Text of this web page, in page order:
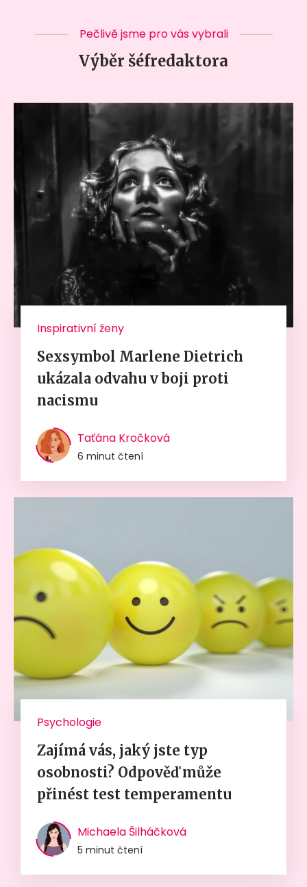
Pečlivě jsme pro vás vybrali
Výběr šéfredaktora
Inspirativní ženy
Sexsymbol Marlene Dietrich
ukázala odvahu v boji proti
nacismu
Taťána Kročková
6 minut čtení
Psychologie
Zajímá vás, jaký jste typ
osobnosti? Odpověď může
přinést test temperamentu
Michaela Šilháčková
5 minut čtení